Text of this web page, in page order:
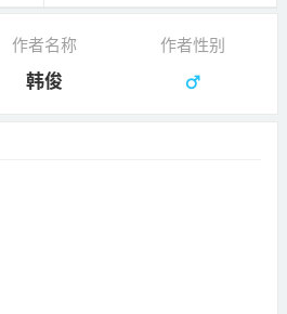
作者名称 作者性别
韩俊